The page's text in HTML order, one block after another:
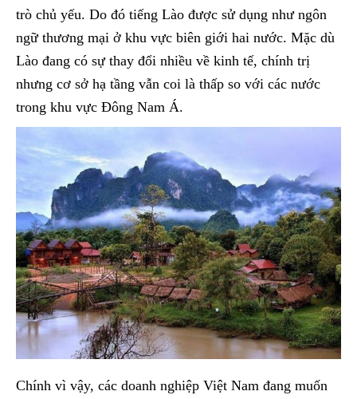
trò chủ yếu. Do đó tiếng Lào được sử dụng như ngôn
ngữ thương mại ở khu vực biên giới hai nước. Mặc dù
Lào đang có sự thay đổi nhiều về kinh tế, chính trị
nhưng cơ sở hạ tầng vẫn coi là thấp so với các nước
trong khu vực Đông Nam Á.
Chính vì vậy, các doanh nghiệp Việt Nam đang muốn